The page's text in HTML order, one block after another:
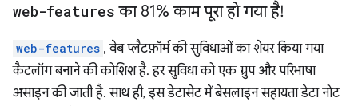
web-features का 81% काम पूरा हो गया है!
web-features , वेब प्लैटफ़ॉर्म की सुविधाओं का शेयर किया गया
कैटलॉग बनाने की कोशिश है. हर सुविधा को एक ग्रुप और परिभाषा
असाइन की जाती है. साथ ही, इस डेटासेट में बेसलाइन सहायता डेटा नोट